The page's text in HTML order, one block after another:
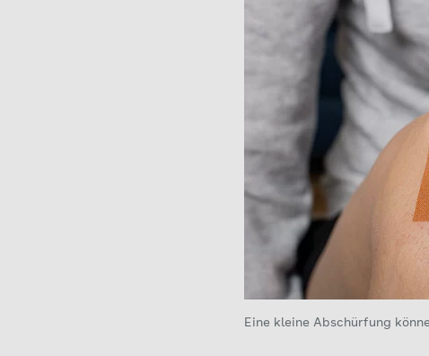
Eine kleine Abschürfung